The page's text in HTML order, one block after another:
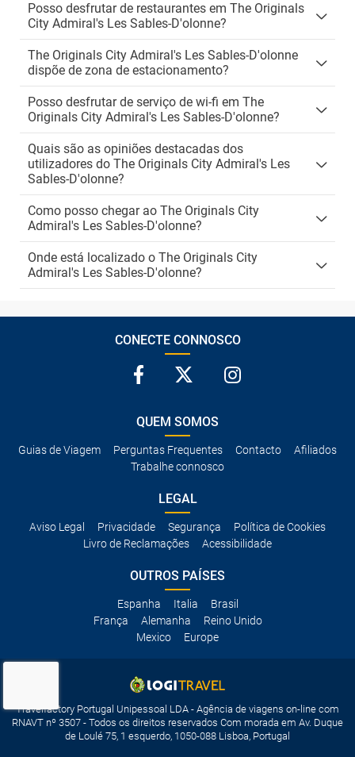
Posso desfrutar de restaurantes em The Originals
City Admiral's Les Sables-D'olonne?
The Originals City Admiral's Les Sables-D'olonne
dispõe de zona de estacionamento?
Posso desfrutar de serviço de wi-fi em The
Originals City Admiral's Les Sables-D'olonne?
Quais são as opiniões destacadas dos
utilizadores do The Originals City Admiral's Les
Sables-D'olonne?
Como posso chegar ao The Originals City
Admiral's Les Sables-D'olonne?
Onde está localizado o The Originals City
Admiral's Les Sables-D'olonne?
CONECTE CONNOSCO
QUEM SOMOS
Guias de Viagem Perguntas Frequentes Contacto
Afiliados
Trabalhe connosco
LEGAL
Aviso Legal Privacidade Segurança
Política de Cookies
Livro de Reclamações
Acessibilidade
OUTROS PAÍSES
Espanha Italia
Brasil
França
Alemanha
Reino Unido
Mexico
Europe
Travelfactory Portugal Unipessoal LDA - Agência de viagens on-line com
RNAVT nº 3507 - Todos os direitos reservados Com morada em Av. Duque
de Loulé 75, 1 esquerdo, 1050-088 Lisboa, Portugal